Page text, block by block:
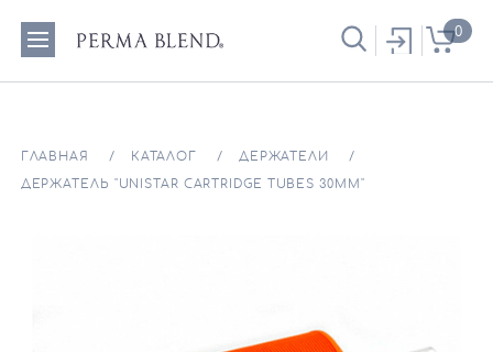
0
ГЛАВНАЯ КАТАЛОГ ДЕРЖАТЕЛИ
ДЕРЖАТЕЛЬ "UNISTAR CARTRIDGE TUBES 30ММ"